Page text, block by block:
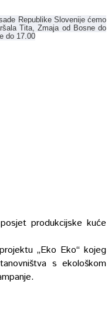
Republike Slovenije ćemo
Tita, Zmaja od Bosne do
do 17.00
produkcijske kuće
„Eko Eko“ kojeg
s ekološkom